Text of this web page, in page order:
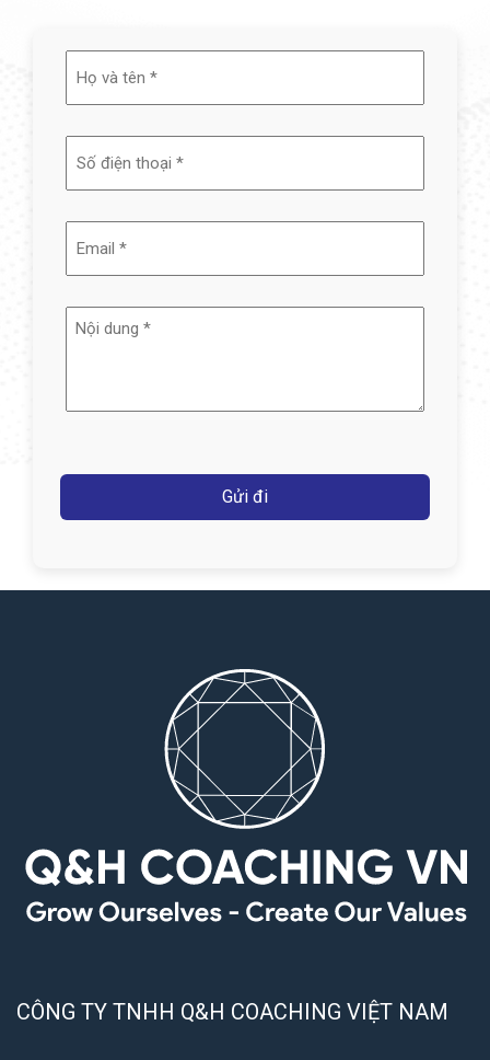
tên
(Required)
Nội
CÔNG TY TNHH Q&H COACHING VIỆT NAM